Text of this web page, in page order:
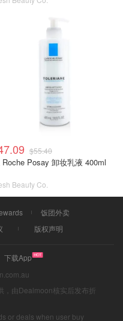
$55.40
Roche Posay 卸妆乳液 400ml
Beauty Co.
饭团外卖
版权声明
下载App
，由Dealmoon核实后发布折
or deals when user buy